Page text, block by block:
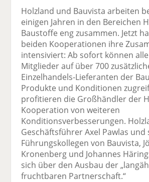
Holzland und Bauvista arbeiten
einigen Jahren in den Bereichen
Baustoffe eng zusammen. Jetzt
beiden Kooperationen ihre
intensiviert: Ab sofort können
Mitglieder auf über 700
Einzelhandels-Lieferanten der
Produkte und Konditionen
profitieren die Großhändler der
Kooperation von weiteren
Konditionsverbesserungen.
Geschäftsführer Axel Pawlas und
Führungskollegen von Bauvista,
Kronenberg und Johannes
sich über den Ausbau der
fruchtbaren Partnerschaft.“